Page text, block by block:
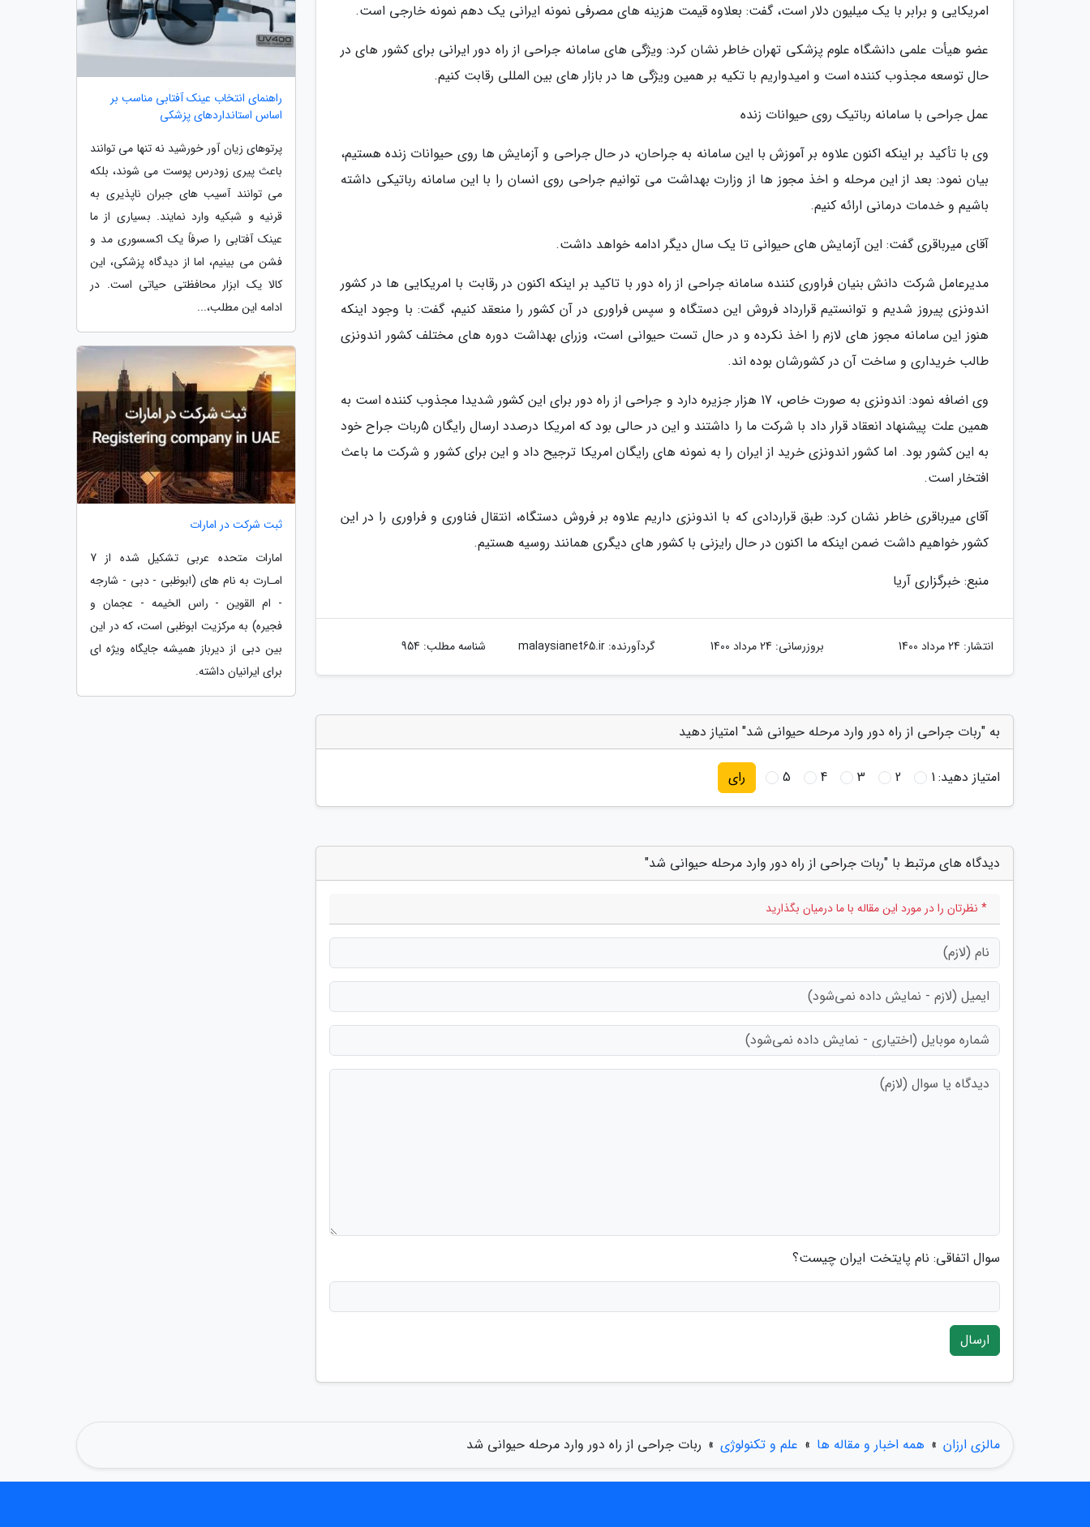
امریکایی و برابر با یک میلیون دلار است، گفت: بعلاوه قیمت هزینه های مصرفی نمونه ایرانی یک دهم نمونه خارجی است.
عضو هیأت علمی دانشگاه علوم پزشکی تهران خاطر نشان کرد: ویژگی های سامانه جراحی از راه دور ایرانی برای کشور های در
حال توسعه مجذوب کننده است و امیدواریم با تکیه بر همین ویژگی ها در بازار های بین المللی رقابت کنیم.
عمل جراحی با سامانه رباتیک روی حیوانات زنده
وی با تأکید بر اینکه اکنون علاوه بر آموزش با این سامانه به جراحان، در حال جراحی و آزمایش ها روی حیوانات زنده هستیم،
بیان نمود: بعد از این مرحله و اخذ مجوز ها از وزارت بهداشت می توانیم جراحی روی انسان را با این سامانه رباتیکی داشته
باشیم و خدمات درمانی ارائه کنیم.
آقای میرباقری گفت: این آزمایش های حیوانی تا یک سال دیگر ادامه خواهد داشت.
مدیرعامل شرکت دانش بنیان فراوری کننده سامانه جراحی از راه دور با تاکید بر اینکه اکنون در رقابت با امریکایی ها در کشور
اندونزی پیروز شدیم و توانستیم قرارداد فروش این دستگاه و سپس فراوری در آن کشور را منعقد کنیم، گفت: با وجود اینکه
هنوز این سامانه مجوز های لازم را اخذ نکرده و در حال تست حیوانی است، وزرای بهداشت دوره های مختلف کشور اندونزی
طالب خریداری و ساخت آن در کشورشان بوده اند.
وی اضافه نمود: اندونزی به صورت خاص، 17 هزار جزیره دارد و جراحی از راه دور برای این کشور شدیدا مجذوب کننده است به
همین علت پیشنهاد انعقاد قرار داد با شرکت ما را داشتند و این در حالی بود که امریکا درصدد ارسال رایگان 5ربات جراح خود
به این کشور بود. اما کشور اندونزی خرید از ایران را به نمونه های رایگان امریکا ترجیح داد و این برای کشور و شرکت ما باعث
افتخار است.
آقای میرباقری خاطر نشان کرد: طبق قراردادی که با اندونزی داریم علاوه بر فروش دستگاه، انتقال فناوری و فراوری را در این
کشور خواهیم داشت ضمن اینکه ما اکنون در حال رایزنی با کشور های دیگری همانند روسیه هستیم.
منبع: خبرگزاری آریا
انتشار: 24 مرداد 1400 بروزرسانی: 24 مرداد 1400 گردآورنده:malaysianet65.ir شناسه مطلب: 954
به "ربات جراحی از راه دور وارد مرحله حیوانی شد" امتیاز دهید
امتیاز دهید:1
2
3
4
5 رای
دیدگاه های مرتبط با "ربات جراحی از راه دور وارد مرحله حیوانی شد"
* نظرتان را در مورد این مقاله با ما درمیان بگذارید
سوال اتفاقی: نام پایتخت ایران چیست؟
ارسال
راهنمای انتخاب عینک آفتابی مناسب بر
اساس استانداردهای پزشکی
پرتوهای زیان آور خورشید نه تنها می توانند
باعث پیری زودرس پوست می شوند، بلکه
می توانند آسیب های جبران ناپذیری به
قرنیه و شبکیه وارد نمایند. بسیاری از ما
عینک آفتابی را صرفاً یک اکسسوری مد و
فشن می بینیم، اما از دیدگاه پزشکی، این
کالا یک ابزار محافظتی حیاتی است. در
ادامه این مطلب،...
ثبت شرکت در امارات
امارات متحده عربی تشکیل شده از 7
امـارت به نام های (ابوظبی - دبی - شارجه
- ام القوین - راس الخیمه - عجمان و
فجیره) به مرکزیت ابوظبی است، که در این
بین دبی از دیرباز همیشه جایگاه ویژه ای
برای ایرانیان داشته.
مالزی ارزان » همه اخبار و مقاله ها » علم و تکنولوژی » ربات جراحی از راه دور وارد مرحله حیوانی شد